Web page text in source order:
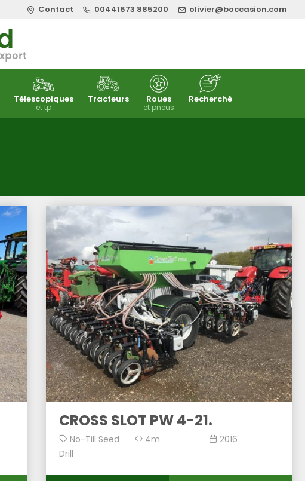
Contact 00441673 885200 olivier@boccasion.com
Tèlescopiques
et tp
Tracteurs Roues
et pneus
Recherché
CROSS SLOT PW 4-21.
No-Till Seed
Drill
4m 2016